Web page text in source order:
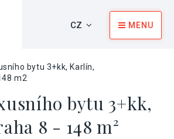
CZ MENU
bytu 3+kk, Karlín,
m2
bytu 3+kk,
8 - 148 m²